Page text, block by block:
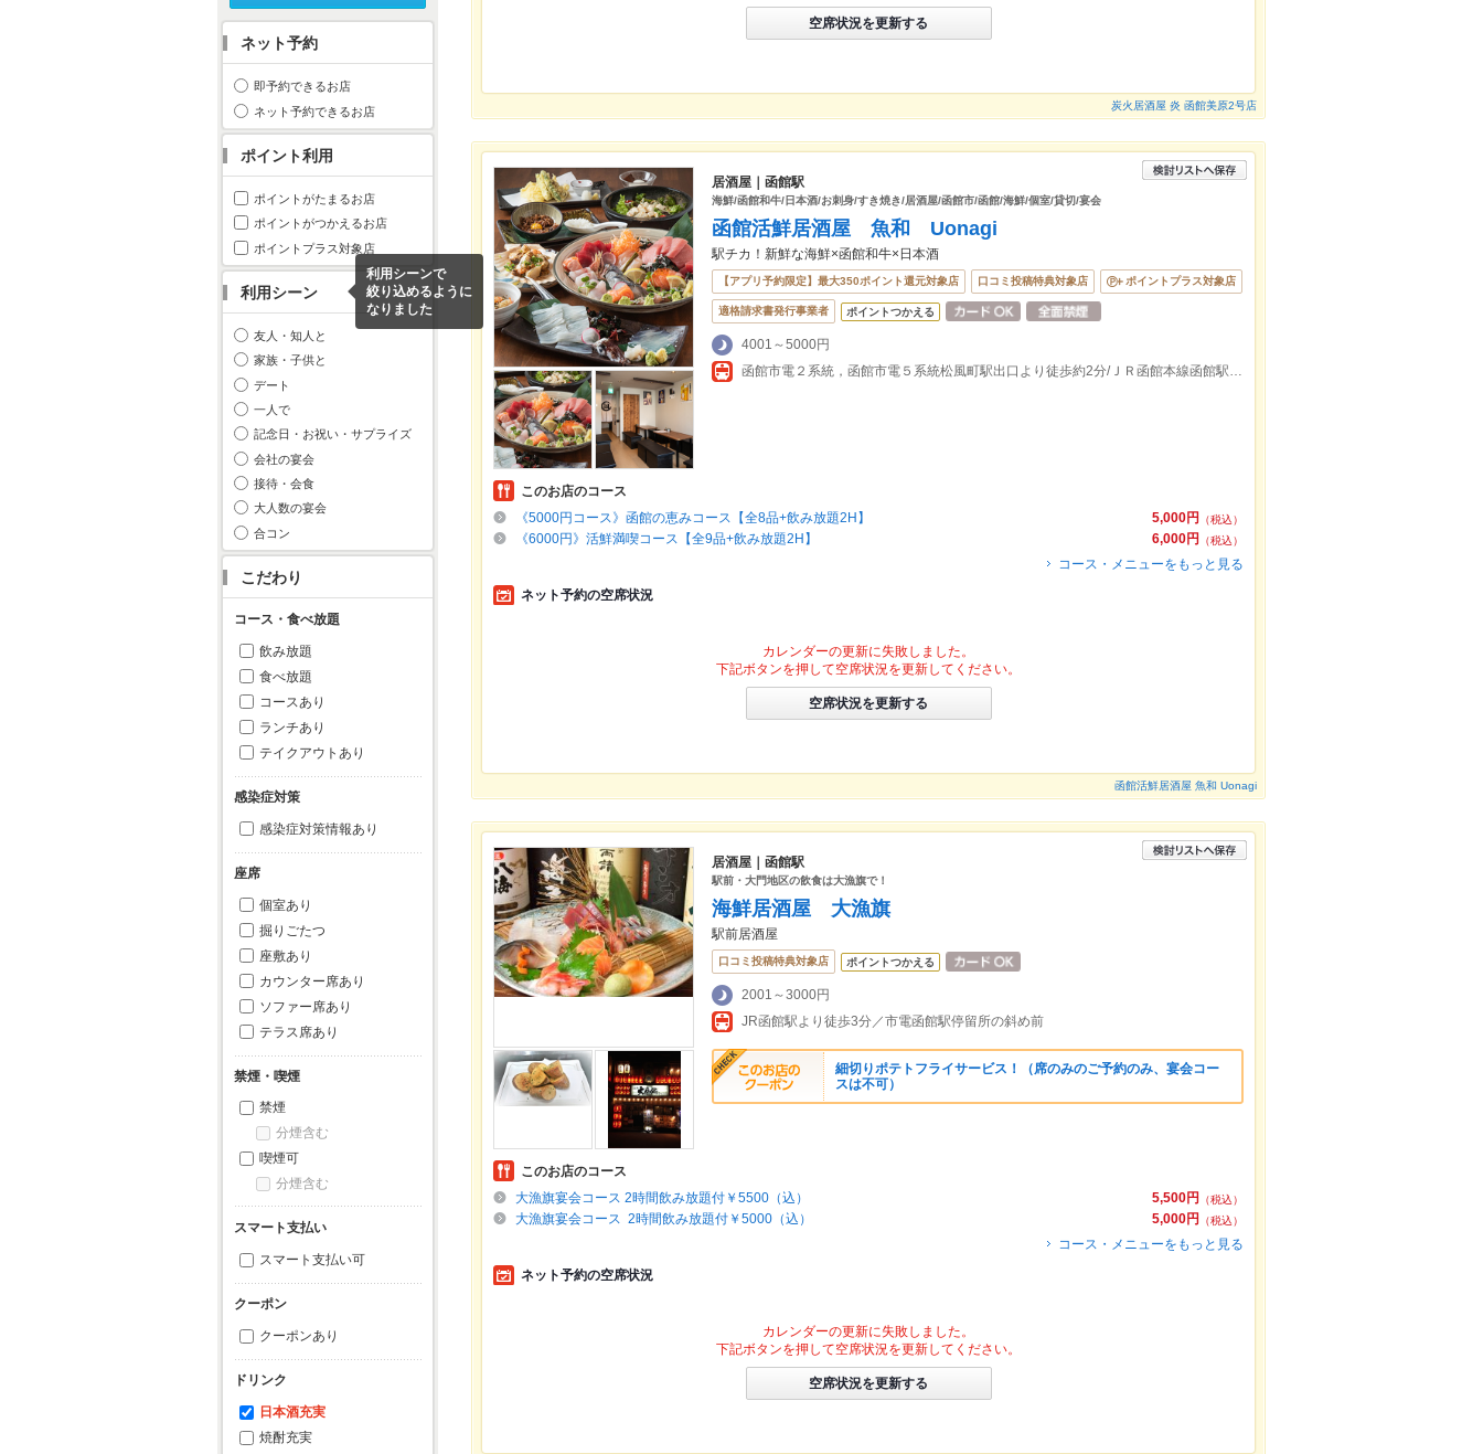
ネット予約
即予約できるお店
ネット予約できるお店
ポイント利用
ポイントがたまるお店
ポイントがつかえるお店
ポイントプラス対象店
利用シーン
利用シーンで
絞り込めるように
なりました
友人・知人と
家族・子供と
デート
一人で
記念日・お祝い・サプライズ
会社の宴会
接待・会食
大人数の宴会
合コン
こだわり
コース・食べ放題
飲み放題
食べ放題
コースあり
ランチあり
テイクアウトあり
感染症対策
感染症対策情報あり
座席
個室あり
掘りごたつ
座敷あり
カウンター席あり
ソファー席あり
テラス席あり
禁煙・喫煙
禁煙
分煙含む
喫煙可
分煙含む
スマート支払い
スマート支払い可
クーポン
クーポンあり
ドリンク
日本酒充実
焼酎充実
空席状況を更新する
炭火居酒屋 炎 函館美原2号店
居酒屋｜函館駅
海鮮/函館和牛/日本酒/お刺身/すき焼き/居酒屋/函館市/函館/海鮮/個室/貸切/宴会
函館活鮮居酒屋 魚和 Uonagi
駅チカ！新鮮な海鮮×函館和牛×日本酒
【アプリ予約限定】最大350ポイント還元対象店 口コミ投稿特典対象店 ポイントプラス対象店
適格請求書発行事業者 ポイントつかえる
4001～5000円
函館市電２系統，函館市電５系統松風町駅出口より徒歩約2分/ＪＲ函館本線函館駅西口より徒歩約8分
このお店のコース
5,000円
（税込）
《5000円コース》函館の恵みコース【全8品+飲み放題2H】
6,000円
（税込）
《6000円》活鮮満喫コース【全9品+飲み放題2H】
コース・メニューをもっと見る
ネット予約の空席状況
カレンダーの更新に失敗しました。
下記ボタンを押して空席状況を更新してください。
空席状況を更新する
函館活鮮居酒屋 魚和 Uonagi
居酒屋｜函館駅
駅前・大門地区の飲食は大漁旗で！
海鮮居酒屋 大漁旗
駅前居酒屋
口コミ投稿特典対象店 ポイントつかえる
2001～3000円
JR函館駅より徒歩3分／市電函館駅停留所の斜め前
細切りポテトフライサービス！（席のみのご予約のみ、宴会コー
スは不可）
このお店のコース
5,500円
（税込）
大漁旗宴会コース 2時間飲み放題付￥5500（込）
5,000円
（税込）
大漁旗宴会コース 2時間飲み放題付￥5000（込）
コース・メニューをもっと見る
ネット予約の空席状況
カレンダーの更新に失敗しました。
下記ボタンを押して空席状況を更新してください。
空席状況を更新する